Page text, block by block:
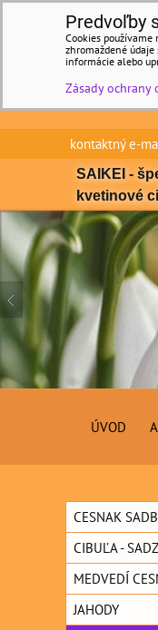
kontaktný e-
SAIKEI -
kvetinové
ÚVOD
CESNAK
CIBUĽA -
MEDVEDÍ
JAHODY
Predvoľby
Cookies
zhromaždené
informácie alebo
Zásady